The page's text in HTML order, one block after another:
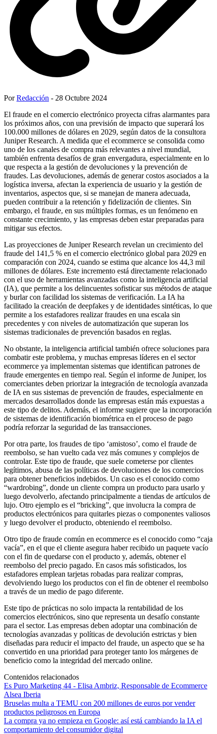
PorRedacción - 28 Octubre 2024
El fraude en el comercio electrónico proyecta cifras alarmantes para
los próximos años, con una previsión de impacto que superará los
100.000 millones de dólares en 2029, según datos de la consultora
Juniper Research. A medida que el ecommerce se consolida como
uno de los canales de compra más relevantes a nivel mundial,
también enfrenta desafíos de gran envergadura, especialmente en lo
que respecta a la gestión de devoluciones y la prevención de
fraudes. Las devoluciones, además de generar costos asociados a la
logística inversa, afectan la experiencia de usuario y la gestión de
inventarios, aspectos que, si se manejan de manera adecuada,
pueden contribuir a la retención y fidelización de clientes. Sin
embargo, el fraude, en sus múltiples formas, es un fenómeno en
constante crecimiento, y las empresas deben estar preparadas para
mitigar sus efectos.
Las proyecciones de Juniper Research revelan un crecimiento del
fraude del 141,5 % en el comercio electrónico global para 2029 en
comparación con 2024, cuando se estima que alcance los 44,3 mil
millones de dólares. Este incremento está directamente relacionado
con el uso de herramientas avanzadas como la inteligencia artificial
(IA), que permite a los delincuentes sofisticar sus métodos de ataque
y burlar con facilidad los sistemas de verificación. La IA ha
facilitado la creación de deepfakes y de identidades sintéticas, lo que
permite a los estafadores realizar fraudes en una escala sin
precedentes y con niveles de automatización que superan los
sistemas tradicionales de prevención basados en reglas.
No obstante, la inteligencia artificial también ofrece soluciones para
combatir este problema, y muchas empresas líderes en el sector
ecommerce ya implementan sistemas que identifican patrones de
fraude emergentes en tiempo real. Según el informe de Juniper, los
comerciantes deben priorizar la integración de tecnología avanzada
de IA en sus sistemas de prevención de fraudes, especialmente en
mercados desarrollados donde las empresas están más expuestas a
este tipo de delitos. Además, el informe sugiere que la incorporación
de sistemas de identificación biométrica en el proceso de pago
podría reforzar la seguridad de las transacciones.
Por otra parte, los fraudes de tipo ‘amistoso’, como el fraude de
reembolso, se han vuelto cada vez más comunes y complejos de
controlar. Este tipo de fraude, que suele cometerse por clientes
legítimos, abusa de las políticas de devoluciones de los comercios
para obtener beneficios indebidos. Un caso es el conocido como
“wardrobing”, donde un cliente compra un producto para usarlo y
luego devolverlo, afectando principalmente a tiendas de artículos de
lujo. Otro ejemplo es el “bricking”, que involucra la compra de
productos electrónicos para quitarles piezas o componentes valiosos
y luego devolver el producto, obteniendo el reembolso.
Otro tipo de fraude común en ecommerce es el conocido como “caja
vacía”, en el que el cliente asegura haber recibido un paquete vacío
con el fin de quedarse con el producto y, además, obtener el
reembolso del precio pagado. En casos más sofisticados, los
estafadores emplean tarjetas robadas para realizar compras,
devolviendo luego los productos con el fin de obtener el reembolso
a través de un medio de pago diferente.
Este tipo de prácticas no solo impacta la rentabilidad de los
comercios electrónicos, sino que representa un desafío constante
para el sector. Las empresas deben adoptar una combinación de
tecnologías avanzadas y políticas de devolución estrictas y bien
diseñadas para reducir el impacto del fraude, un aspecto que se ha
convertido en una prioridad para proteger tanto los márgenes de
beneficio como la integridad del mercado online.
Contenidos relacionados
Es Puro Marketing 44 - Elisa Ambriz, Responsable de Ecommerce
Alsea Iberia
Bruselas multa a TEMU con 200 millones de euros por vender
productos peligrosos en Europa
La compra ya no empieza en Google: así está cambiando la IA el
comportamiento del consumidor digital